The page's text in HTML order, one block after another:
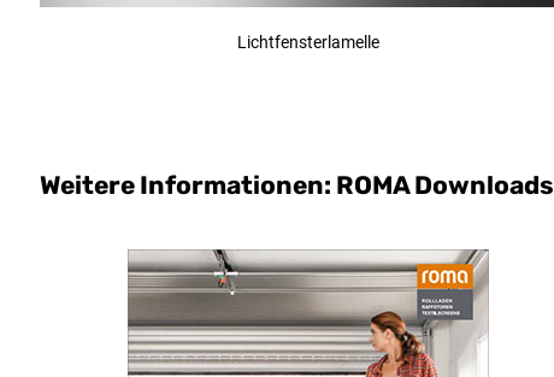
Lichtfensterlamelle
Weitere Informationen: ROMA Downloads